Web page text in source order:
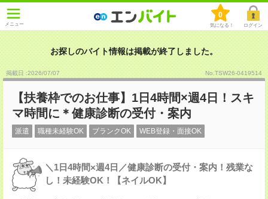
メニュー
0
気になる！ ログイン
お探しのバイト情報は掲載が終了しました。
掲載日 :2026/07/07 No.TSW26-0419514
【扶養枠でのお仕事】1日4時間×週4日！スキ
マ時間に＊健康診断の受付・案内
派遣 職種未経験OK ブランクOK WEB登録・面接OK
＼1日4時間×週4日／健康診断の受付・案内！残業な
し！未経験OK！【ネイルOK】